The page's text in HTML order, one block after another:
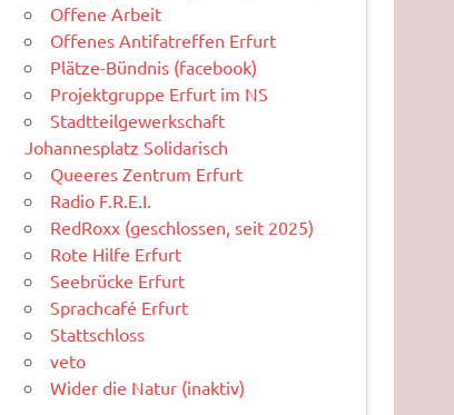
Offene Arbeit
Offenes Antifatreffen Erfurt
Plätze-Bündnis (facebook)
Projektgruppe Erfurt im NS
Stadtteilgewerkschaft
Johannesplatz Solidarisch
Queeres Zentrum Erfurt
Radio F.R.E.I.
RedRoxx (geschlossen, seit 2025)
Rote Hilfe Erfurt
Seebrücke Erfurt
Sprachcafé Erfurt
Stattschloss
veto
Wider die Natur (inaktiv)